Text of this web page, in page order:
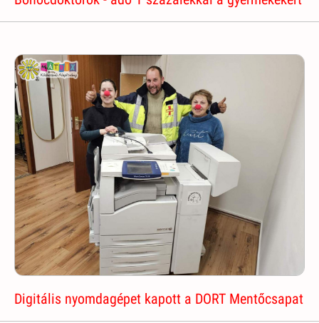
Digitális nyomdagépet kapott a DORT Mentőcsapat